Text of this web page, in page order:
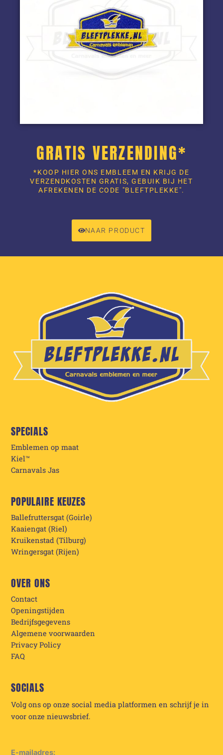
GRATIS VERZENDING*
*KOOP HIER ONS EMBLEEM EN KRIJG DE
VERZENDKOSTEN GRATIS, GEBUIK BIJ HET
AFREKENEN DE CODE "BLEFTPLEKKE".
NAAR PRODUCT
SPECIALS
Emblemen op maat
Kiel™
Carnavals Jas
POPULAIRE KEUZES
Ballefruttersgat (Goirle)
Kaaiengat (Riel)
Kruikenstad (Tilburg)
Wringersgat (Rijen)
OVER ONS
Contact
Openingstijden
Bedrijfsgegevens
Algemene voorwaarden
Privacy Policy
FAQ
SOCIALS
Volg ons op onze social media platformen en schrijf je in
voor onze nieuwsbrief.
E-mailadres: